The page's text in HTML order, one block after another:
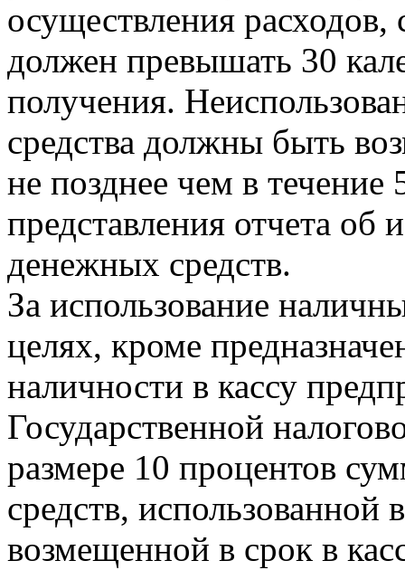
осуществления
должен превышать 30
получения.
средства должны быть
не позднее чем в течение
представления отчета об
денежных средств.
За использование
целях, кроме
наличности в кассу
Государственной
размере 10 процентов
средств,
возмещенной в срок в